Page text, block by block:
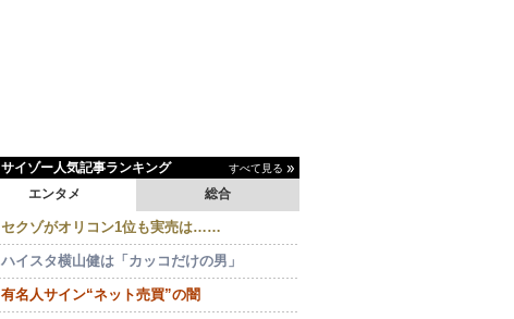
サイゾー人気記事ランキング すべて見る
エンタメ 総合
セクゾがオリコン1位も実売は……
ハイスタ横山健は「カッコだけの男」
有名人サイン“ネット売買”の闇